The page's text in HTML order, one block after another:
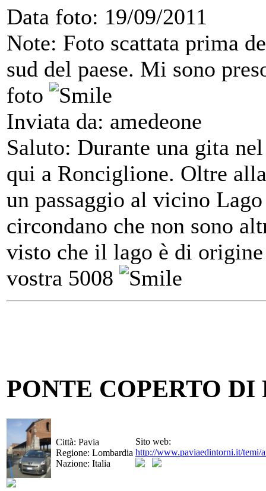
Data foto: 19/09/2011
Note: Foto scattata prima
sud del paese. Mi sono
foto
Inviata da: amedeone
Saluto: Durante una gita
qui a Ronciglione. Oltre
un passaggio al vicino
circondano che non sono
visto che il lago è di
vostra 5008
PONTE COPERTO DI
Città: Pavia
Regione: Lombardia
Nazione: Italia
Sito web:
http://www.paviaedintorni.it/temi/